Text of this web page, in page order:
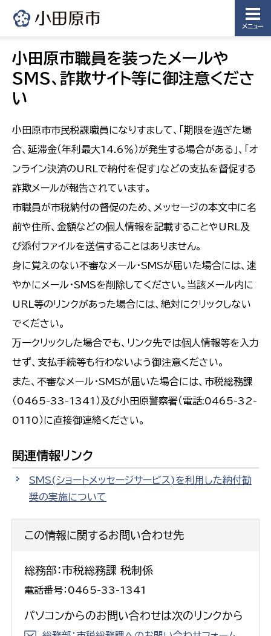
メニュー
小田原市職員を装ったメールや
SMS、詐欺サイト等に御注意くださ
い
小田原市市民税課職員になりすまして、「期限を過ぎた場
合、延滞金（年利最大14.6％）が発生する場合がある」、「オ
ンライン決済のURLで納付を促す」などの支払を督促する
詐欺メールが報告されています。
市職員が市税納付の督促のため、メッセージの本文中に名
前や住所、金額などの個人情報を記載することやURL及
び添付ファイルを送信することはありません。
身に覚えのない不審なメール・SMSが届いた場合には、速
やかにメール・SMSを削除してください。当該メール内に
URL等のリンクがあった場合には、絶対にクリックしない
でください。
万一クリックした場合でも、リンク先では個人情報等を入力
せず、支払手続等も行わないよう御注意ください。
また、不審なメール・SMSが届いた場合には、市税総務課
（0465-33-1341）及び小田原警察署（電話:0465-32-
0110）に直接御連絡ください。
関連情報リンク
SMS(ショートメッセージサービス)を利用した納付勧
奨の実施について
この情報に関するお問い合わせ先
総務部：市税総務課 税制係
電話番号：0465-33-1341
パソコンからのお問い合わせは次のリンクから